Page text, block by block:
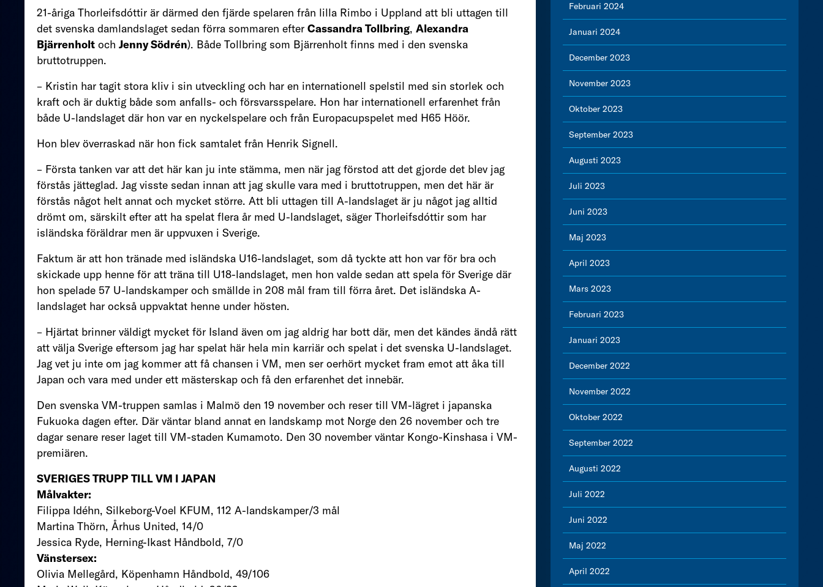
21-åriga Thorleifsdóttir är därmed den fjärde spelaren från lilla Rimbo i Uppland att bli uttagen till
det svenska damlandslaget sedan förra sommaren efter Cassandra Tollbring, Alexandra
Bjärrenholt och Jenny Södrén). Både Tollbring som Bjärrenholt finns med i den svenska
bruttotruppen.
– Kristin har tagit stora kliv i sin utveckling och har en internationell spelstil med sin storlek och
kraft och är duktig både som anfalls- och försvarsspelare. Hon har internationell erfarenhet från
både U-landslaget där hon var en nyckelspelare och från Europacupspelet med H65 Höör.
Hon blev överraskad när hon fick samtalet från Henrik Signell.
– Första tanken var att det här kan ju inte stämma, men när jag förstod att det gjorde det blev jag
förstås jätteglad. Jag visste sedan innan att jag skulle vara med i bruttotruppen, men det här är
förstås något helt annat och mycket större. Att bli uttagen till A-landslaget är ju något jag alltid
drömt om, särskilt efter att ha spelat flera år med U-landslaget, säger Thorleifsdóttir som har
isländska föräldrar men är uppvuxen i Sverige.
Faktum är att hon tränade med isländska U16-landslaget, som då tyckte att hon var för bra och
skickade upp henne för att träna till U18-landslaget, men hon valde sedan att spela för Sverige där
hon spelade 57 U-landskamper och smällde in 208 mål fram till förra året. Det isländska A-
landslaget har också uppvaktat henne under hösten.
– Hjärtat brinner väldigt mycket för Island även om jag aldrig har bott där, men det kändes ändå rätt
att välja Sverige eftersom jag har spelat här hela min karriär och spelat i det svenska U-landslaget.
Jag vet ju inte om jag kommer att få chansen i VM, men ser oerhört mycket fram emot att åka till
Japan och vara med under ett mästerskap och få den erfarenhet det innebär.
Den svenska VM-truppen samlas i Malmö den 19 november och reser till VM-lägret i japanska
Fukuoka dagen efter. Där väntar bland annat en landskamp mot Norge den 26 november och tre
dagar senare reser laget till VM-staden Kumamoto. Den 30 november väntar Kongo-Kinshasa i VM-
premiären.
SVERIGES TRUPP TILL VM I JAPAN
Målvakter:
Filippa Idéhn, Silkeborg-Voel KFUM, 112 A-landskamper/3 mål
Martina Thörn, Århus United, 14/0
Jessica Ryde, Herning-Ikast Håndbold, 7/0
Vänstersex:
Olivia Mellegård, Köpenhamn Håndbold, 49/106
Februari 2024
Januari 2024
December 2023
November 2023
Oktober 2023
September 2023
Augusti 2023
Juli 2023
Juni 2023
Maj 2023
April 2023
Mars 2023
Februari 2023
Januari 2023
December 2022
November 2022
Oktober 2022
September 2022
Augusti 2022
Juli 2022
Juni 2022
Maj 2022
April 2022